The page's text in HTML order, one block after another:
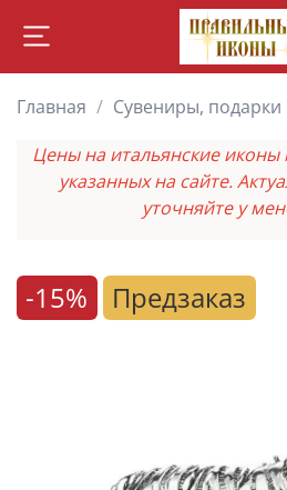
Главная Сувениры, подарки
Цены на итальянские иконы
указанных на сайте.
уточняйте у
-15% Предзаказ